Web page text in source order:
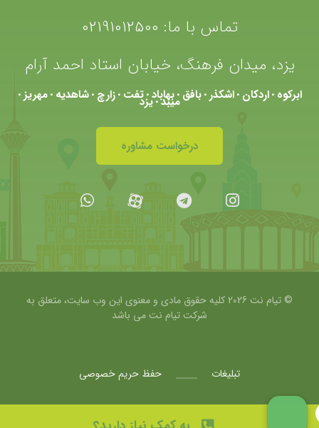
تماس با ما: 02191012500
یزد، میدان فرهنگ، خیابان استاد احمد آرام
ابرکوه •اردکان •اشکذر •بافق •بهاباد •تفت •زارچ •شاهدیه •مهریز • میبد•یزد
درخواست مشاوره
© تیام نت 2026 کلیه حقوق مادی و معنوی این وب سایت، متعلق به
شرکتتیام نت می باشد
حفظ حریم خصوصی تبلیغات